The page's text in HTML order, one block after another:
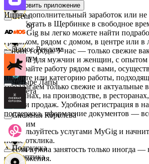
Авиор
Альтум
Аркета
Архим
Асептика
Urent
Эдмос Реклама
Четыре Лапы
Снежная Королева
Подружка
Установить приложение
Ищете дополнительный заработок или не
подработать в Щербинке в свободное
На MyGig вы легко можете найти
графиком, рядом с домом, в центре или
районе города. У нас — только свежие
оплатой для мужчин и женщин, с опытом
Выбирайте работу рядом с вами,
на карте или категорию работы,
Предлагаем только свежие и актуальные
магазинах, на производстве, в
услуг и продаж. Удобная регистрация в
поддержка, оформление документов —
Воспользуйтесь услугами MyGig и
после отклика.
А если нужна занятость только иногда —
предложения.